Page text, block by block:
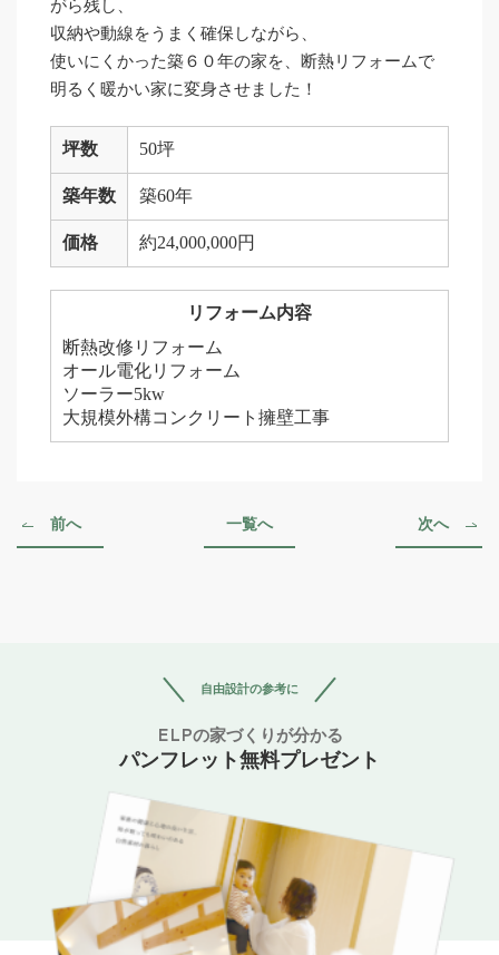
がら残し、
収納や動線をうまく確保しながら、
使いにくかった築６０年の家を、断熱リフォームで
明るく暖かい家に変身させました！
坪数 50坪
築年数 築60年
価格 約24,000,000円
リフォーム内容
断熱改修リフォーム
オール電化リフォーム
ソーラー5kw
大規模外構コンクリート擁壁工事
前へ 一覧へ 次へ
自由設計の参考に
ELPの家づくりが分かる
パンフレット無料プレゼント